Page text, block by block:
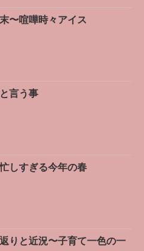
〜喧嘩時々アイス
言う事
しすぎる今年の春
りと近況〜子育て一色の一